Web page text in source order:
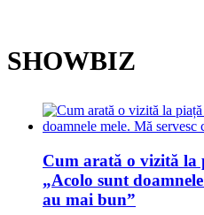
SHOWBIZ
Cum arată o vizită la
„Acolo sunt
au mai bun”